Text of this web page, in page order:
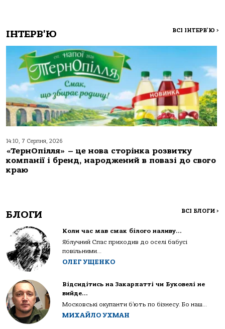
ІНТЕРВ'Ю ВСІ ІНТЕРВ'Ю >
14:10, 7 Серпня, 2026
«ТернОпілля» – це нова сторінка розвитку
компанії і бренд, народжений в повазі до свого
краю
БЛОГИ ВСІ БЛОГИ >
Коли час мав смак білого наливу…
Яблучний Спас приходив до оселі бабусі
повільними...
ОЛЕГ УЩЕНКО
Відсидітись на Закарпатті чи Буковелі не
вийде…
Московські окупанти б’ють по бізнесу. Бо наш...
МИХАЙЛО УХМАН